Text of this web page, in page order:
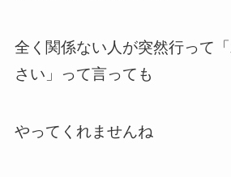
全く関係ない人が突然行って
さい」って言っても
やってくれませんね